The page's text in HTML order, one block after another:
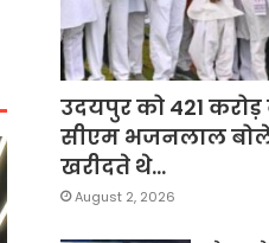
उदयपुर को 421
सीएम भजनलाल
खरीदते थे…
August 2, 2026